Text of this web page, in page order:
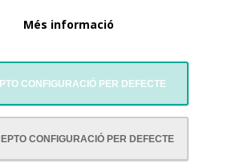
Més informació
CONFIGURACIÓ PER DEFECTE
CONFIGURACIÓ PER DEFECTE